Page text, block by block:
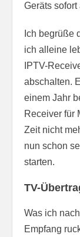
Geräts
Ich begrüße
ich alleine
IPTV-
abschalten.
einem Jahr
Receiver für
Zeit nicht
nun schon
starten.
TV-
Was ich
Empfang